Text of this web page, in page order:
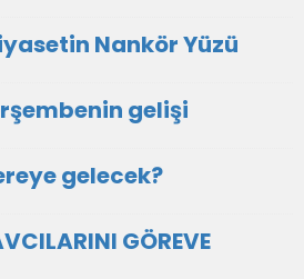
Nankör Yüzü
gelişi
gelecek?
GÖREVE